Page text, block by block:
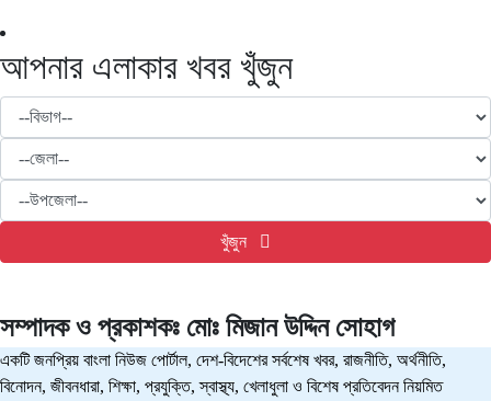
আপনার এলাকার খবর খুঁজুন
খুঁজুন
সম্পাদক ও প্রকাশকঃ মোঃ মিজান উদ্দিন সোহাগ
একটি জনপ্রিয় বাংলা নিউজ পোর্টাল, দেশ-বিদেশের সর্বশেষ খবর, রাজনীতি, অর্থনীতি,
বিনোদন, জীবনধারা, শিক্ষা, প্রযুক্তি, স্বাস্থ্য, খেলাধুলা ও বিশেষ প্রতিবেদন নিয়মিত